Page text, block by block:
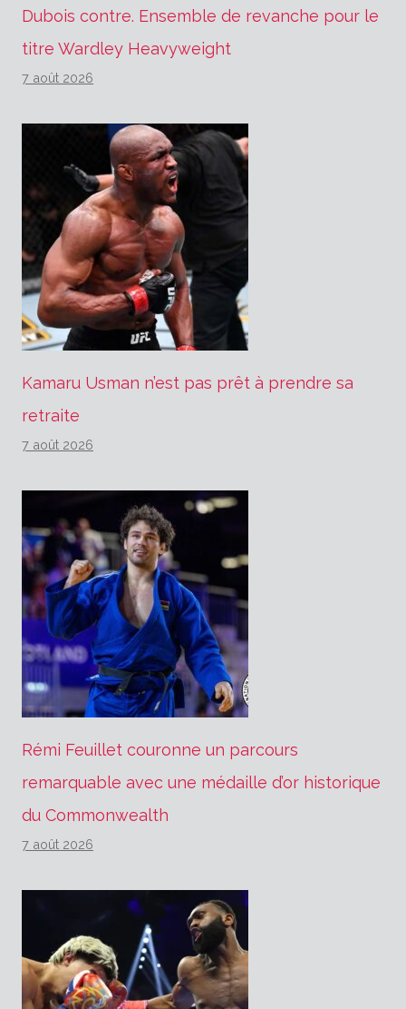
Dubois contre. Ensemble de revanche pour le
titre Wardley Heavyweight
7 août 2026
Kamaru Usman n’est pas prêt à prendre sa
retraite
7 août 2026
Rémi Feuillet couronne un parcours
remarquable avec une médaille d’or historique
du Commonwealth
7 août 2026